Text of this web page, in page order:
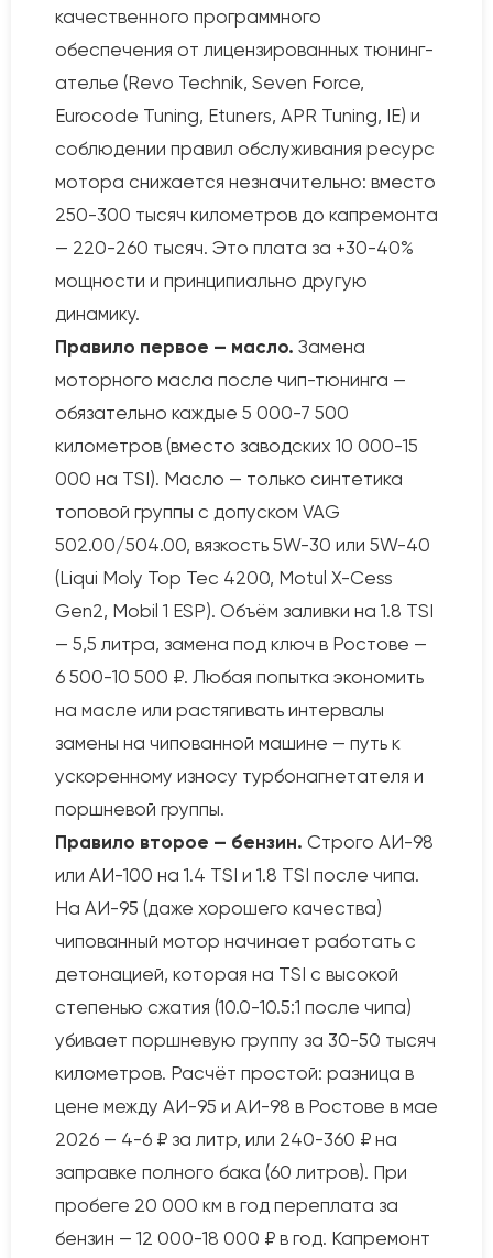
качественного программного
обеспечения от лицензированных тюнинг-
ателье (Revo Technik, Seven Force,
Eurocode Tuning, Etuners, APR Tuning, IE) и
соблюдении правил обслуживания ресурс
мотора снижается незначительно: вместо
250-300 тысяч километров до капремонта
— 220-260 тысяч. Это плата за +30-40%
мощности и принципиально другую
динамику.
Правило первое — масло. Замена
моторного масла после чип-тюнинга —
обязательно каждые 5 000-7 500
километров (вместо заводских 10 000-15
000 на TSI). Масло — только синтетика
топовой группы с допуском VAG
502.00/504.00, вязкость 5W-30 или 5W-40
(Liqui Moly Top Tec 4200, Motul X-Cess
Gen2, Mobil 1 ESP). Объём заливки на 1.8 TSI
— 5,5 литра, замена под ключ в Ростове —
6 500-10 500 ₽. Любая попытка экономить
на масле или растягивать интервалы
замены на чипованной машине — путь к
ускоренному износу турбонагнетателя и
поршневой группы.
Правило второе — бензин. Строго АИ-98
или АИ-100 на 1.4 TSI и 1.8 TSI после чипа.
На АИ-95 (даже хорошего качества)
чипованный мотор начинает работать с
детонацией, которая на TSI с высокой
степенью сжатия (10.0-10.5:1 после чипа)
убивает поршневую группу за 30-50 тысяч
километров. Расчёт простой: разница в
цене между АИ-95 и АИ-98 в Ростове в мае
2026 — 4-6 ₽ за литр, или 240-360 ₽ на
заправке полного бака (60 литров). При
пробеге 20 000 км в год переплата за
бензин — 12 000-18 000 ₽ в год. Капремонт